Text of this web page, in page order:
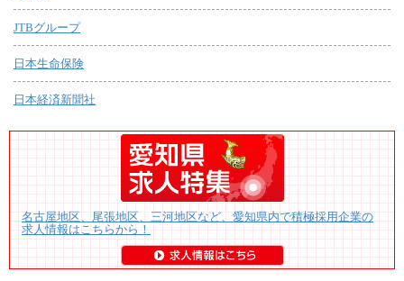
JTBグループ
日本生命保険
日本経済新聞社
名古屋地区、尾張地区、三河地区など、愛知県内で積極採用企業の
求人情報はこちらから！